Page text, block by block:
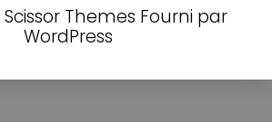
Scissor Themes Fourni par
WordPress